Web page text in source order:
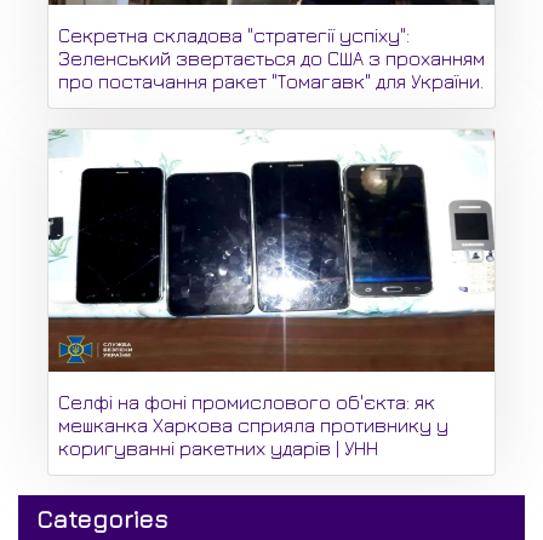
Секретна складова "стратегії успіху":
Зеленський звертається до США з проханням
про постачання ракет "Томагавк" для України.
Селфі на фоні промислового об'єкта: як
мешканка Харкова сприяла противнику у
коригуванні ракетних ударів | УНН
Categories